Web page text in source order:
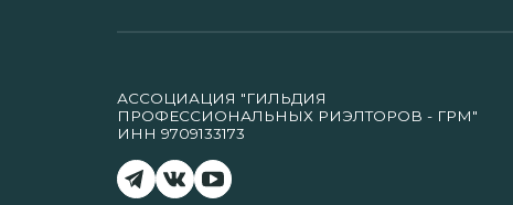
АССОЦИАЦИЯ "ГИЛЬДИЯ
ПРОФЕССИОНАЛЬНЫХ РИЭЛТОРОВ - ГРМ"
ИНН 9709133173